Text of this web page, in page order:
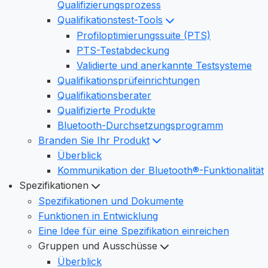
Qualifizierungsprozess
Qualifikationstest-Tools
Profiloptimierungssuite (PTS)
PTS-Testabdeckung
Validierte und anerkannte Testsysteme
Qualifikationsprüfeinrichtungen
Qualifikationsberater
Qualifizierte Produkte
Bluetooth-Durchsetzungsprogramm
Branden Sie Ihr Produkt
Überblick
Kommunikation der Bluetooth®-Funktionalität
Spezifikationen
Spezifikationen und Dokumente
Funktionen in Entwicklung
Eine Idee für eine Spezifikation einreichen
Gruppen und Ausschüsse
Überblick